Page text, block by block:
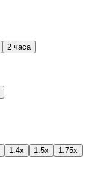
2 часа
1.4x 1.5x
1.75x